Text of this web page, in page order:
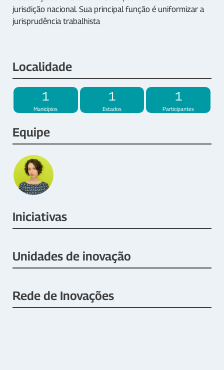
jurisdição nacional. Sua principal função é uniformizar a
jurisprudência trabalhista
Localidade
1
Municípios
1
Estados
1
Participantes
Equipe
Iniciativas
Unidades de inovação
Rede de Inovações